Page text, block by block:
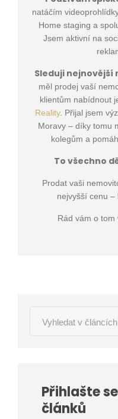
natáčím
Home staging a
Jsem aktivní na
Sleduji
měl prodej vaší
klientům nabídnout
Reality. Přijal jsem
Moravy – díky tomu
kolegům a
To všechno
Prodat vaši
nejvyšší cenu –
Rád vám o tom
Přihlašte
článků